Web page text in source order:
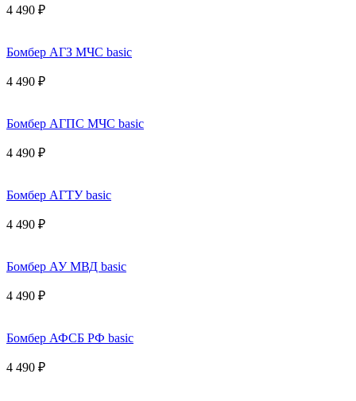
4 490 ₽
Бомбер АГЗ МЧС basic
4 490 ₽
Бомбер АГПС МЧС basic
4 490 ₽
Бомбер АГТУ basic
4 490 ₽
Бомбер АУ МВД basic
4 490 ₽
Бомбер АФСБ РФ basic
4 490 ₽